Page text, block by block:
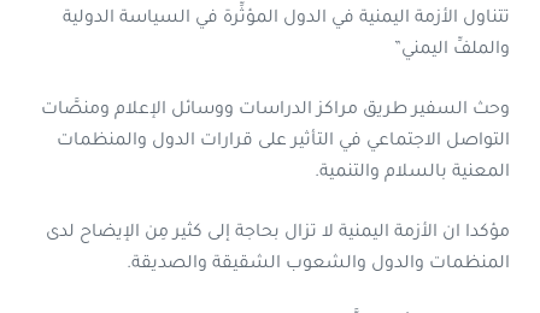
تتناول الأزمة اليمنية في الدول المؤثِّرة في السياسة الدولية
والملفِّ اليمني”
وحث السفير طريق مراكز الدراسات ووسائل الإعلام ومنصَّات
التواصل الاجتماعي في التأثير على قرارات الدول والمنظمات
المعنية بالسلام والتنمية.
مؤكدا ان الأزمة اليمنية لا تزال بحاجة إلى كثير مِن الإيضاح لدى
المنظمات والدول والشعوب الشقيقة والصديقة.